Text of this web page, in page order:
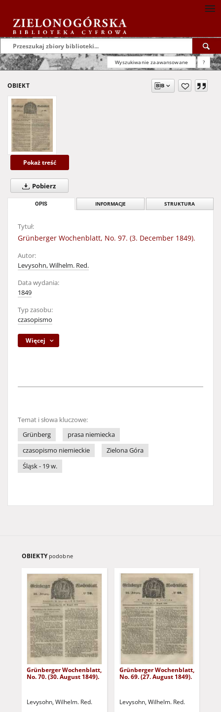
Wyszukiwanie zaawansowane ?
OBIEKT
Pokaż treść
Pobierz
OPIS INFORMACJE STRUKTURA
Tytuł:
Grünberger Wochenblatt, No. 97. (3. December 1849).
Autor:
Levysohn, Wilhelm. Red.
Data wydania:
1849
Typ zasobu:
czasopismo
Więcej
Temat i słowa kluczowe:
Grünberg
prasa niemiecka
czasopismo niemieckie
Zielona Góra
Śląsk - 19 w.
OBIEKTY podobne
Grünberger Wochenblatt,
No. 70. (30. August 1849).
Levysohn, Wilhelm. Red.
Grünberger Wochenblatt,
No. 69. (27. August 1849).
Levysohn, Wilhelm. Red.